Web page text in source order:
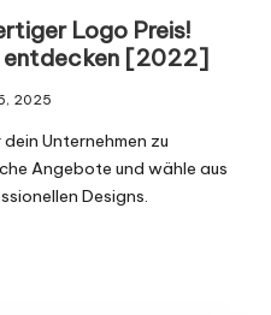
Logo Preis!
[2022]
2025
Unternehmen zu
Angebote und wähle aus
Designs.